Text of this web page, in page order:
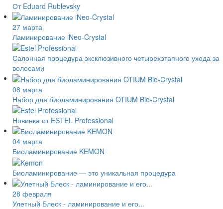
От Eduard Rublevsky
27 марта
Ламинирование iNeo-Crystal
Салонная процедура эксклюзивного четырехэтапного ухода за
волосами
08 марта
Набор для биоламинирования OTIUM Bio-Crystal
Новинка от ESTEL Professional
04 марта
Биоламинирование KEMON
Биоламинирование — это уникальная процедура
28 февраля
Улетный Блеск - ламинирование и его...